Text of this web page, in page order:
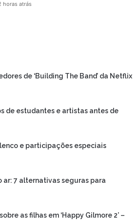
horas atrás
de ‘Building The Band’ da Netflix
de estudantes e artistas antes de
e participações especiais
ar: 7 alternativas seguras para
as filhas em ‘Happy Gilmore 2’ –